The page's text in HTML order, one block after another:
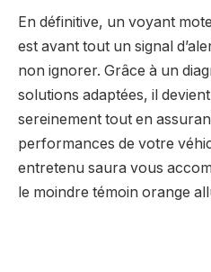
En définitive, un voyant
est avant tout un signal
non ignorer. Grâce à un
solutions adaptées, il
sereinement tout en
performances de votre
entretenu saura vous
le moindre témoin orange